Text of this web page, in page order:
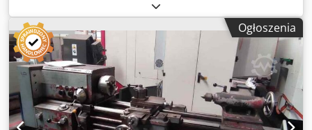
mm Średnica toczenia nad suportem: 140 mm Odległość
między kłami: 600 mm Otwór wrzeciona: 30 mm Szerokość
łoża: 255 mm Gniazdo wrzeciona: DIN 55027 Gr. 5 Zakres
obrotów: 35,5 – 3150 obr./min Zakres posuwu wzdłużnego:
0,04 – 0,4 mm/obr. to samo, poprzecznie: 0,02 – 0,2
mm/obr. Gwinty metryczne: 0,2 – 18 mm Gwinty calowe: 2 –
76" Gwinty modułowe: 0,4 – 13,5 moduł Gwinty Diametral
Pitch: 2,6 – 36 Pitch gniazdo konika: MK 4 Moc napędu: 3
kW Wymiary dł. x szer. x wys.: 2140 x 850 x 1400 mm
Ogłoszenia